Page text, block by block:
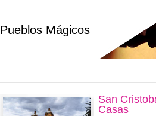
Pueblos Mágicos
San
Casas